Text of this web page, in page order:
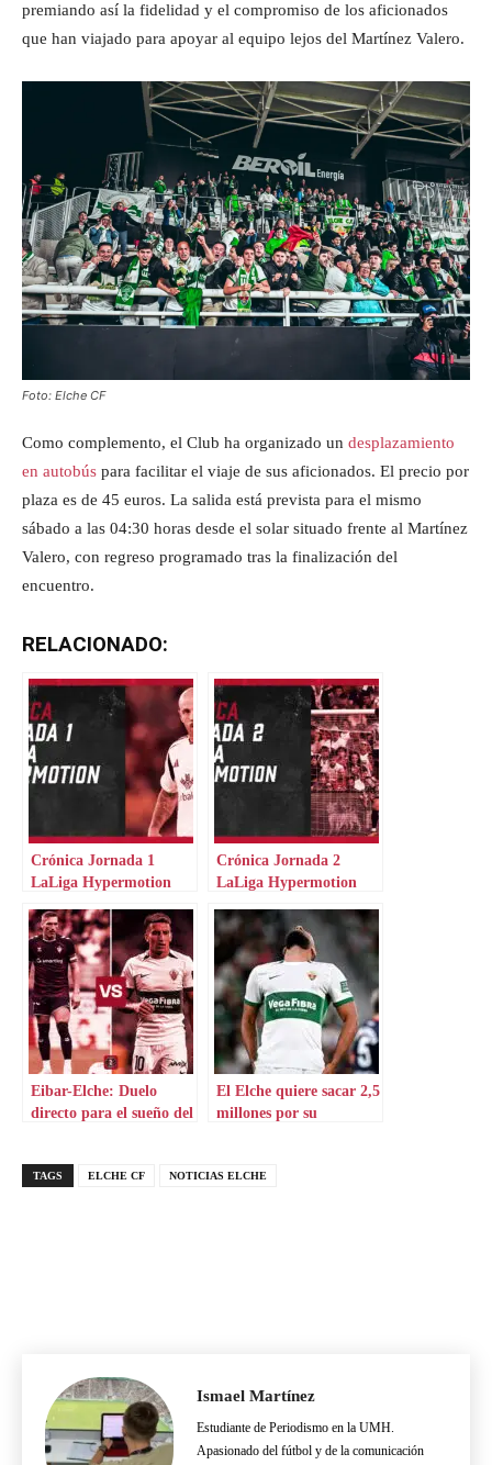
premiando así la fidelidad y el compromiso de los aficionados
que han viajado para apoyar al equipo lejos del Martínez Valero.
Foto: Elche CF
Como complemento, el Club ha organizado un desplazamiento
en autobús para facilitar el viaje de sus aficionados. El precio por
plaza es de 45 euros. La salida está prevista para el mismo
sábado a las 04:30 horas desde el solar situado frente al Martínez
Valero, con regreso programado tras la finalización del
encuentro.
RELACIONADO:
Crónica Jornada 1
LaLiga Hypermotion
Crónica Jornada 2
LaLiga Hypermotion
Eibar-Elche: Duelo
directo para el sueño del
El Elche quiere sacar 2,5
millones por su
TAGS ELCHE CF NOTICIAS ELCHE
Ismael Martínez
Estudiante de Periodismo en la UMH.
Apasionado del fútbol y de la comunicación